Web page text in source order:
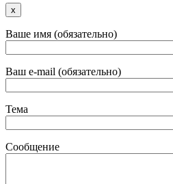
x
Ваше имя (обязательно)
Ваш e-mail (обязательно)
Тема
Сообщение